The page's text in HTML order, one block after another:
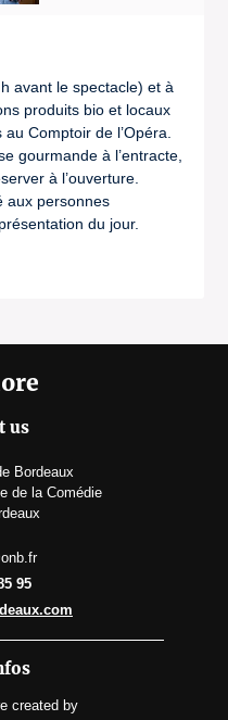
avant le spectacle) et à
produits bio et locaux
Comptoir de l’Opéra.
gourmande à l’entracte,
à l’ouverture.
aux personnes
du jour.
us
Bordeaux
de la Comédie
95
created by